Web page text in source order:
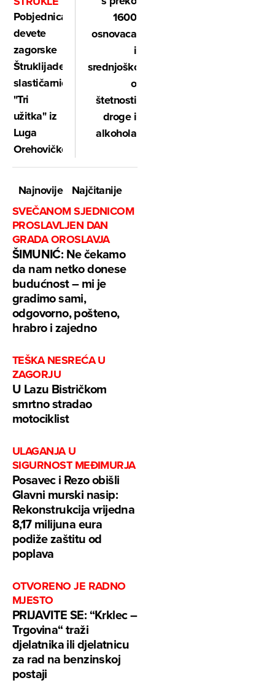
Pobjednica
devete
zagorske
Štruklijade
slastičarnica
"Tri
užitka" iz
Luga
Orehovičkog
1600
osnovaca
i
srednjoškolaca
o
štetnosti
droge i
alkohola
Najnovije
Najčitanije
SVEČANOM SJEDNICOM
PROSLAVLJEN DAN
GRADA OROSLAVJA
ŠIMUNIĆ: Ne čekamo
da nam netko donese
budućnost – mi je
gradimo sami,
odgovorno, pošteno,
hrabro i zajedno
TEŠKA NESREĆA U
ZAGORJU
U Lazu Bistričkom
smrtno stradao
motociklist
ULAGANJA U
SIGURNOST MEĐIMURJA
Posavec i Rezo obišli
Glavni murski nasip:
Rekonstrukcija vrijedna
8,17 milijuna eura
podiže zaštitu od
poplava
OTVORENO JE RADNO
MJESTO
PRIJAVITE SE: “Krklec –
Trgovina“ traži
djelatnika ili djelatnicu
za rad na benzinskoj
postaji